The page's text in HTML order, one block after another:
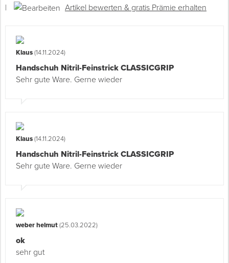
|
Artikel bewerten & gratis Prämie erhalten
Klaus(14.11.2024)
Handschuh Nitril-Feinstrick CLASSICGRIP
Sehr gute Ware. Gerne wieder
Klaus(14.11.2024)
Handschuh Nitril-Feinstrick CLASSICGRIP
Sehr gute Ware. Gerne wieder
weber helmut(25.03.2022)
ok
sehr gut